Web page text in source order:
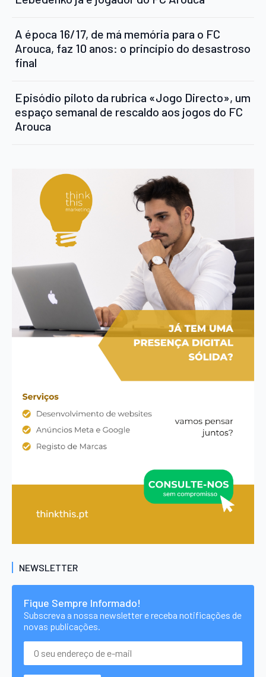
A época 16/17, de má memória para o FC
Arouca, faz 10 anos: o princípio do desastroso
final
Episódio piloto da rubrica «Jogo Directo», um
espaço semanal de rescaldo aos jogos do FC
Arouca
NEWSLETTER
Fique Sempre Informado!
Subscreva a nossa newsletter e receba notificações de
novas publicações.